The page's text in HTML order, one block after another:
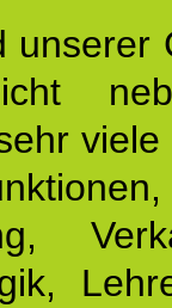
unserer